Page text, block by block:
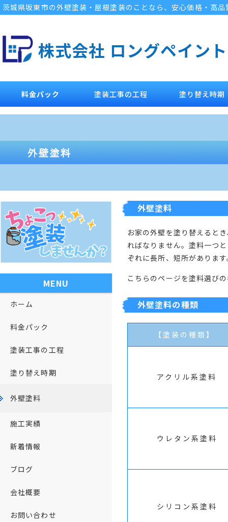
茨城県坂東市の外壁塗装・屋根塗装のことなら、安心価格・高
株式会社 ロングペイント
料金パック 塗装工事の工程 塗り替え時期
外壁塗料
お家の外壁を塗り替えると
ればなりません。塗料一つ
ぞれに長所、短所がありま
こちらのページを塗料選び
外壁塗料の種類
【塗装の種類】
アクリル系塗料
ウレタン系塗料
シリコン系塗料
MENU
ホーム
料金パック
塗装工事の工程
塗り替え時期
外壁塗料
施工実績
新着情報
ブログ
会社概要
お問い合わせ